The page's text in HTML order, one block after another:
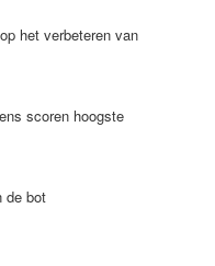
het verbeteren van
scoren hoogste
de bot